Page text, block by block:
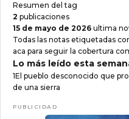
Resumen del tag
2 publicaciones
15 de mayo de 2026 ultima
Todas las notas etiquetadas
aca para seguir la cobertura
Lo más leído esta
1El pueblo desconocido que
de una sierra
PUBLICIDAD